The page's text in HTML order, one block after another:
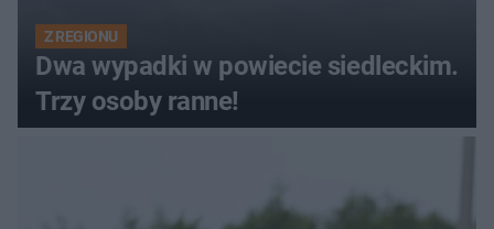
Z REGIONU
Dwa wypadki w powiecie siedleckim.
Trzy osoby ranne!